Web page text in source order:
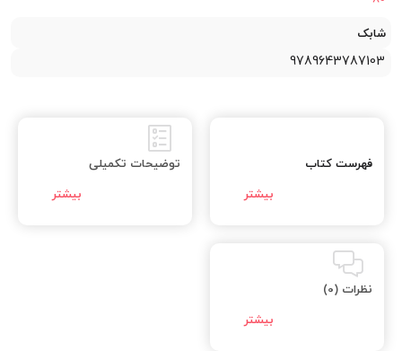
شابک
9789643787103
فهرست کتاب توضیحات تکمیلی
نظرات (0)